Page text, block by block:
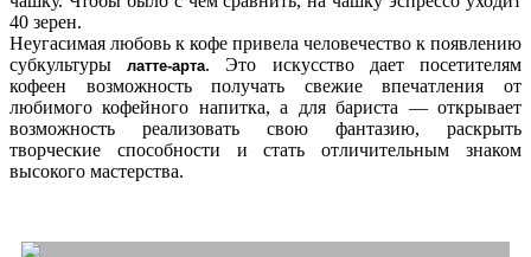
40 зерен.
Неугасимая любовь к кофе привела человечество к появлению
субкультурылатте-арта. Это искусство дает посетителям
кофеен возможность получать свежие впечатления от
любимого кофейного напитка, а для бариста — открывает
возможность реализовать свою фантазию, раскрыть
творческие способности и стать отличительным знаком
высокого мастерства.